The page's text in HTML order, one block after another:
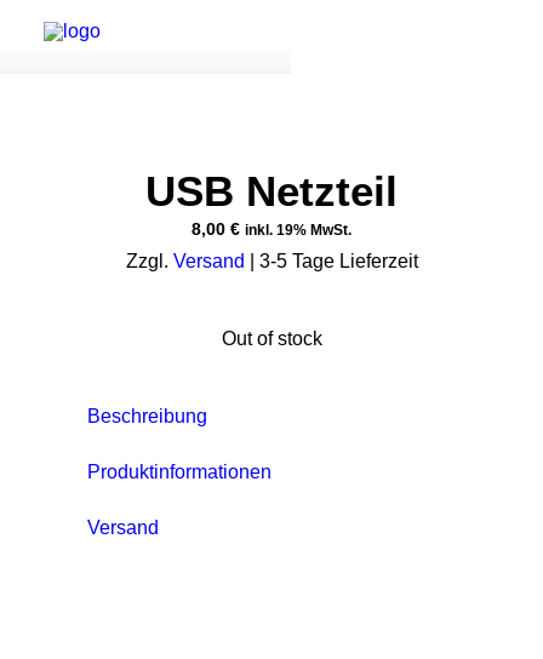
MODULARES SYSTEM
TISCHE MIT LED
DOWNLOADS
USB Netzteil
8,00 € inkl. 19% MwSt.
Zzgl. Versand | 3-5 Tage Lieferzeit
Out of stock
Beschreibung
Produktinformationen
Versand